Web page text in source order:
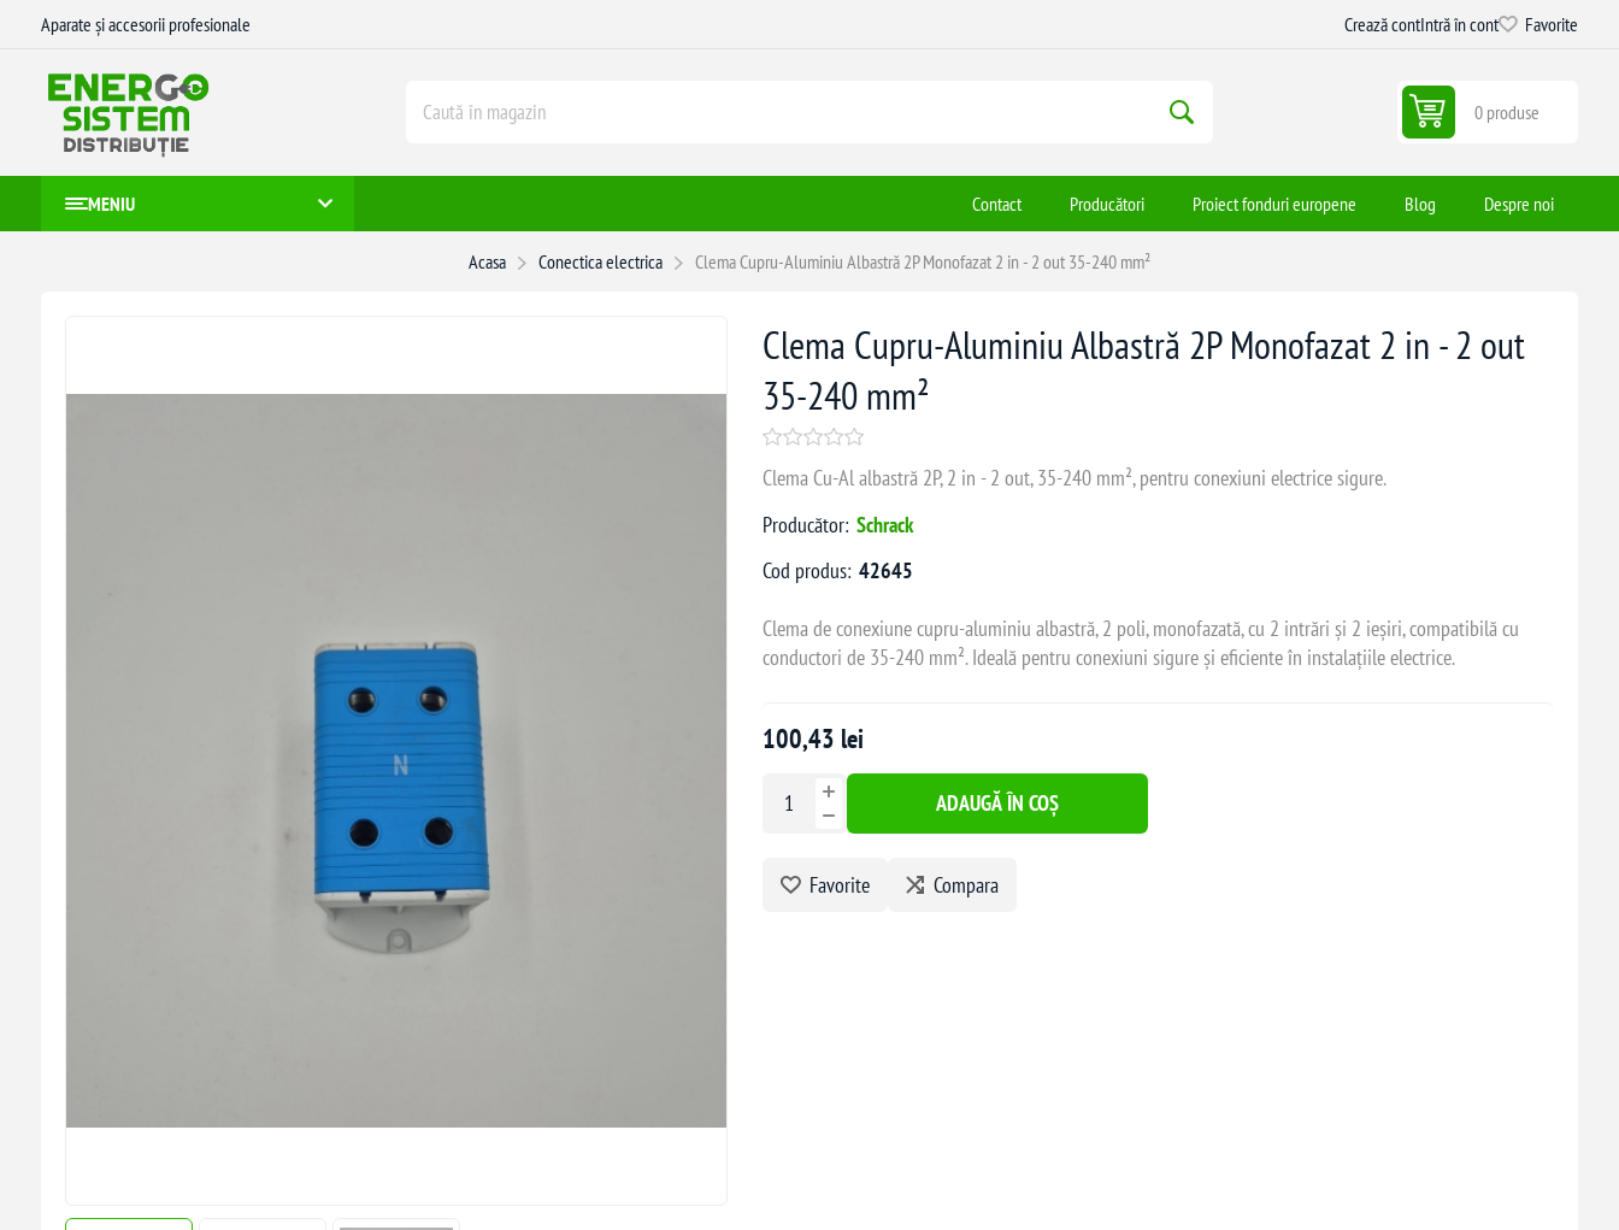
Aparate și accesorii profesionale Crează contIntră în cont Favorite
0 produse
MENIU Contact Producători Proiect fonduri europene Blog Despre noi
Acasa Conectica electrica Clema Cupru-Aluminiu Albastră 2P Monofazat 2 in - 2 out 35-240 mm²
Clema Cupru-Aluminiu Albastră 2P Monofazat 2 in - 2 out
35-240 mm²
Clema Cu-Al albastră 2P, 2 in - 2 out, 35-240 mm², pentru conexiuni electrice sigure.
Producător: Schrack
Cod produs: 42645
Clema de conexiune cupru-aluminiu albastră, 2 poli, monofazată, cu 2 intrări și 2 ieșiri, compatibilă cu
conductori de 35-240 mm². Ideală pentru conexiuni sigure și eficiente în instalațiile electrice.
100,43 lei
ADAUGĂ ÎN COȘ
Favorite Compara